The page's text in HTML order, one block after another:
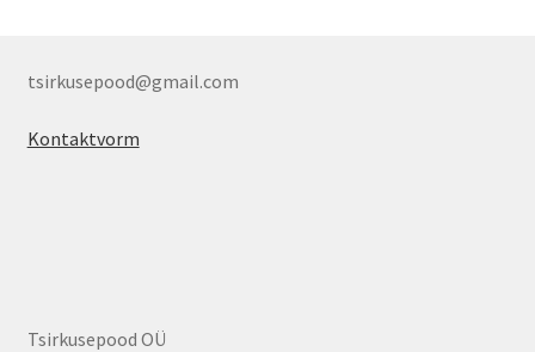
tsirkusepood@gmail.com
Kontaktvorm
Tsirkusepood OÜ